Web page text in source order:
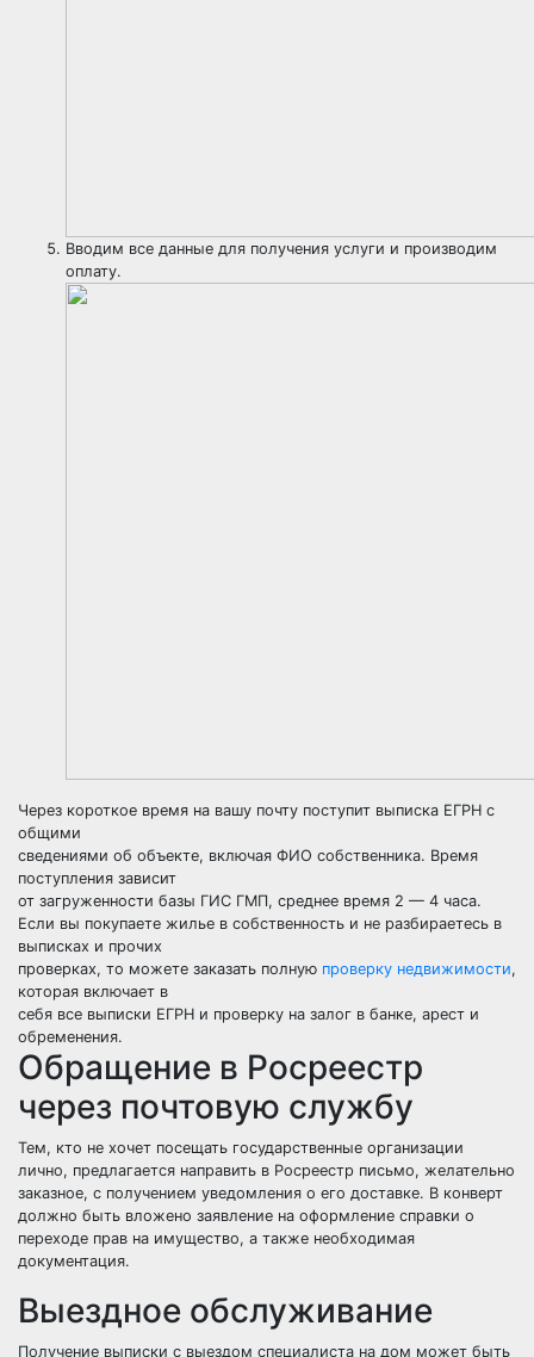
Вводим все данные для получения услуги и производим
оплату.
Через короткое время на вашу почту поступит выписка ЕГРН с
общими
сведениями об объекте, включая ФИО собственника. Время
поступления зависит
от загруженности базы ГИС ГМП, среднее время 2 — 4 часа.
Если вы покупаете жилье в собственность и не разбираетесь в
выписках и прочих
проверках, то можете заказать полную проверку недвижимости,
которая включает в
себя все выписки ЕГРН и проверку на залог в банке, арест и
обременения.
Обращение в Росреестр
через почтовую службу
Тем, кто не хочет посещать государственные организации
лично, предлагается направить в Росреестр письмо, желательно
заказное, с получением уведомления о его доставке. В конверт
должно быть вложено заявление на оформление справки о
переходе прав на имущество, а также необходимая
документация.
Выездное обслуживание
Получение выписки с выездом специалиста на дом может быть